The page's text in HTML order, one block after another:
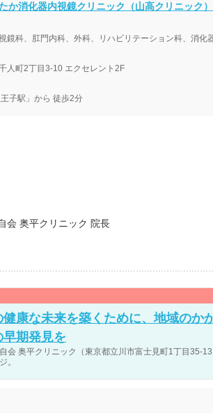
か消化器内視鏡クリニック（山高クリニック）
鏡科、肛門内科、外科、リハビリテーション科、消化
人町2丁目3-10 エクセレント2F
子駅」から 徒歩2分
会 奥平クリニック 院長
康な未来を築くために、地域のか
期発見を
会 奥平クリニック（東京都立川市富士見町1丁目35-
。